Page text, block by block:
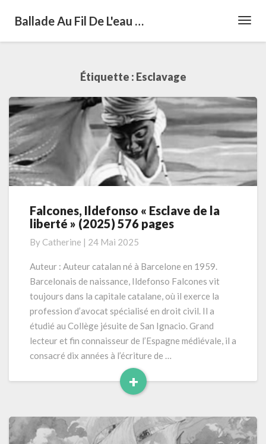
Ballade Au Fil De L'eau …
Étiquette : Esclavage
Falcones,
Ildefonso
de
la
(2025)
576
pages
Falcones, Ildefonso « Esclave de la
liberté » (2025) 576 pages
By Catherine | 24 Mai 2025
Auteur : Auteur catalan né à Barcelone en 1959.
Barcelonais de naissance, Ildefonso Falcones vit
toujours dans la capitale catalane, où il exerce la
profession d’avocat spécialisé en droit civil. Il a
étudié au Collège jésuite de San Ignacio. Grand
lecteur et fin connaisseur de l’Espagne médiévale, il a
consacré dix années à l’écriture de …
+
Read